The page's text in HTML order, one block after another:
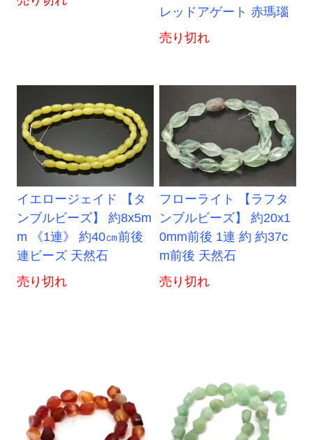
レッドアゲート 赤瑪瑙
売り切れ
イエロージェイド 【タ
ンブルビーズ】 約8x5m
m 《1連》 約40㎝前後
連ビーズ 天然石
売り切れ
フローライト 【ラフタ
ンブルビーズ】 約20x1
0mm前後 1連 約 約37c
m前後 天然石
売り切れ